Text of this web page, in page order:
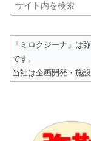
「ミロクジーナ」は
です。
当社は企画開発・施